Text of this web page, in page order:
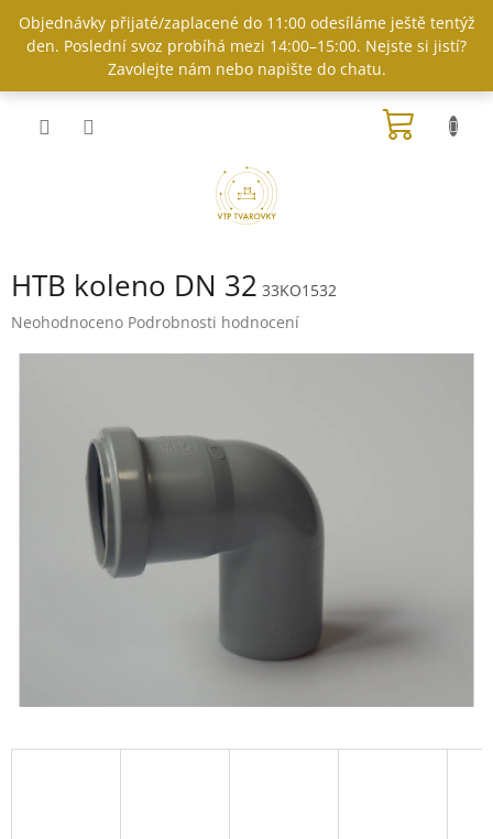
obsah
Objednávky přijaté/zaplacené do 11:00 odesíláme ještě tentýž
den. Poslední svoz probíhá mezi 14:00–15:00. Nejste si jistí?
Zavolejte nám nebo napište do chatu.
HTB koleno DN 32 33KO1532
Průměrné
hvězdiček.
Neohodnoceno Podrobnosti hodnocení